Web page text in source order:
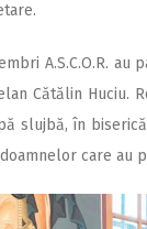
A.S.C.O.R.
Cătălin
slujbă, în
care au